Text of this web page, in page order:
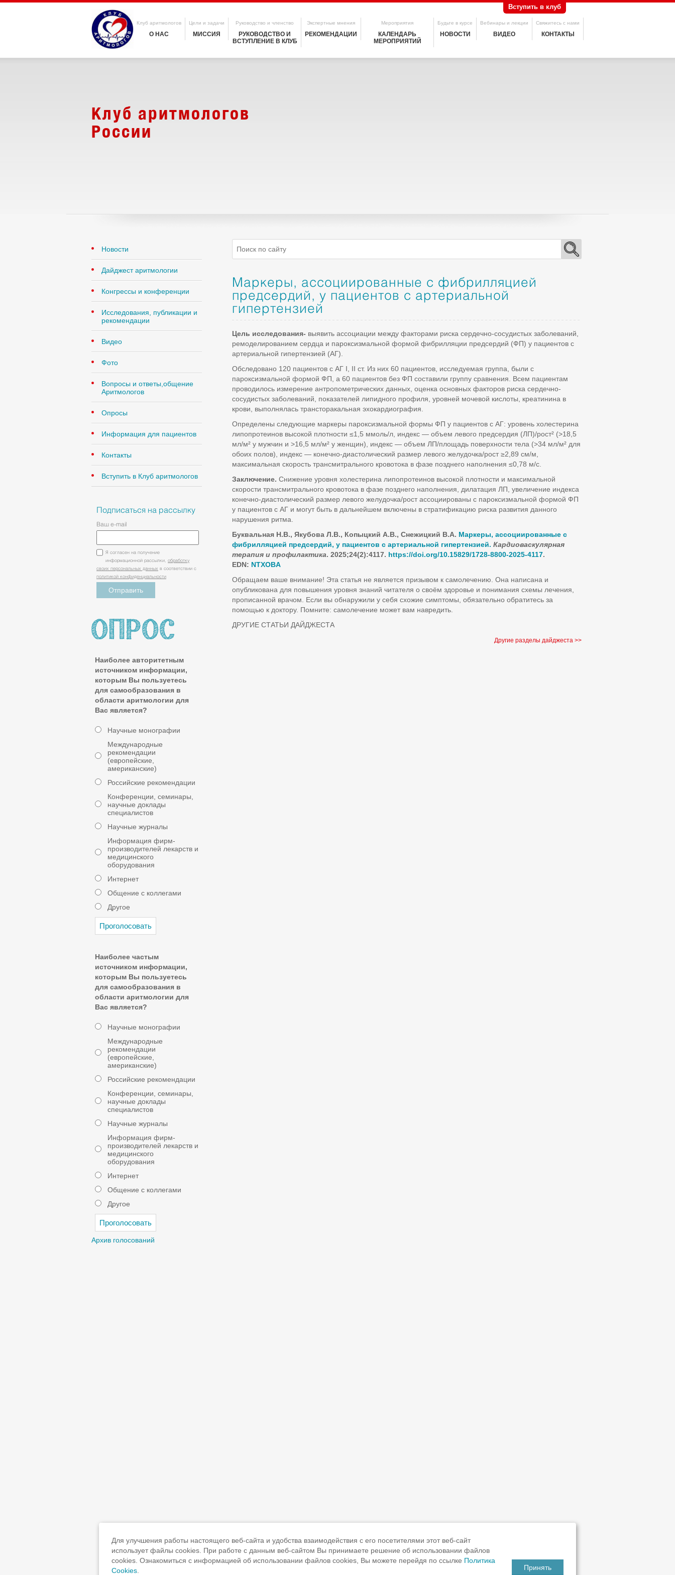
Клуб аритмологов
О НАС
Цели и задачи
МИССИЯ
Руководство и членство
РУКОВОДСТВО И
ВСТУПЛЕНИЕ В КЛУБ
Экспертные мнения
РЕКОМЕНДАЦИИ
Мероприятия
КАЛЕНДАРЬ
МЕРОПРИЯТИЙ
Будьте в курсе
НОВОСТИ
Вебинары и лекции
ВИДЕО
Свяжитесь с нами
КОНТАКТЫ
Вступить в клуб
Клуб аритмологов
России
Новости
Дайджест аритмологии
Конгрессы и конференции
Исследования, публикации и
рекомендации
Видео
Фото
Вопросы и ответы,общение
Аритмологов
Опросы
Информация для пациентов
Контакты
Вступить в Клуб аритмологов
Подписаться на рассылку
Ваш e-mail
Я согласен на получение
информационной рассылки, обработку
своих персональных данных
в соответствии с
политикой конфиденциальности
Наиболее авторитетным
источником информации,
которым Вы пользуетесь
для самообразования в
области аритмологии для
Вас является?
Научные монографии
Международные
рекомендации
(европейские,
американские)
Российские рекомендации
Конференции, семинары,
научные доклады
специалистов
Научные журналы
Информация фирм-
производителей лекарств и
медицинского
оборудования
Интернет
Общение с коллегами
Другое
Наиболее частым
источником информации,
которым Вы пользуетесь
для самообразования в
области аритмологии для
Вас является?
Научные монографии
Международные
рекомендации
(европейские,
американские)
Российские рекомендации
Конференции, семинары,
научные доклады
специалистов
Научные журналы
Информация фирм-
производителей лекарств и
медицинского
оборудования
Интернет
Общение с коллегами
Другое
Архив голосований
Маркеры, ассоциированные с фибрилляцией
предсердий, у пациентов с артериальной
гипертензией
Цель исследования- выявить ассоциации между факторами риска сердечно-сосудистых заболеваний,
ремоделированием сердца и пароксизмальной формой фибрилляции предсердий (ФП) у пациентов с
артериальной гипертензией (АГ).
Обследовано 120 пациентов с АГ I, II ст. Из них 60 пациентов, исследуемая группа, были с
пароксизмальной формой ФП, а 60 пациентов без ФП составили группу сравнения. Всем пациентам
проводилось измерение антропометрических данных, оценка основных факторов риска сердечно-
сосудистых заболеваний, показателей липидного профиля, уровней мочевой кислоты, креатинина в
крови, выполнялась трансторакальная эхокардиография.
Определены следующие маркеры пароксизмальной формы ФП у пациентов с АГ: уровень холестерина
липопротеинов высокой плотности ≤1,5 ммоль/л, индекс — объем левого предсердия (ЛП)/рост² (>18,5
мл/м² у мужчин и >16,5 мл/м² у женщин), индекс — объем ЛП/площадь поверхности тела (>34 мл/м² для
обоих полов), индекс — конечно-диастолический размер левого желудочка/рост ≥2,89 см/м,
максимальная скорость трансмитрального кровотока в фазе позднего наполнения ≤0,78 м/с.
Заключение. Снижение уровня холестерина липопротеинов высокой плотности и максимальной
скорости трансмитрального кровотока в фазе позднего наполнения, дилатация ЛП, увеличение индекса
конечно-диастолический размер левого желудочка/рост ассоциированы с пароксизмальной формой ФП
у пациентов с АГ и могут быть в дальнейшем включены в стратификацию риска развития данного
нарушения ритма.
Буквальная Н.В., Якубова Л.В., Копыцкий А.В., Снежицкий В.А. Маркеры, ассоциированные с
фибрилляцией предсердий, у пациентов с артериальной гипертензией. Кардиоваскулярная
терапия и профилактика. 2025;24(2):4117. https://doi.org/10.15829/1728-8800-2025-4117.
EDN: NTXOBA
Обращаем ваше внимание! Эта статья не является призывом к самолечению. Она написана и
опубликована для повышения уровня знаний читателя о своём здоровье и понимания схемы лечения,
прописанной врачом. Если вы обнаружили у себя схожие симптомы, обязательно обратитесь за
помощью к доктору. Помните: самолечение может вам навредить.
ДРУГИЕ СТАТЬИ ДАЙДЖЕСТА
Другие разделы дайджеста >>
Для улучшения работы настоящего веб-сайта и удобства взаимодействия с его посетителями этот веб-сайт
использует файлы cookies. При работе с данным веб-сайтом Вы принимаете решение об использовании файлов
cookies. Ознакомиться с информацией об использовании файлов cookies, Вы можете перейдя по ссылке Политика
Cookies
Принять